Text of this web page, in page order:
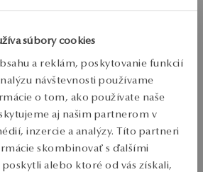
súbory cookies
a reklám, poskytovanie funkcií
návštevnosti používame
o tom, ako používate naše
aj našim partnerom v
inzercie a analýzy. Títo partneri
skombinovať s ďalšími
alebo ktoré od vás získali,
DO KOŠÍKA
Overiť dostupnosť
EUR
do 30 dní